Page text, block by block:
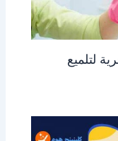
لتلميع